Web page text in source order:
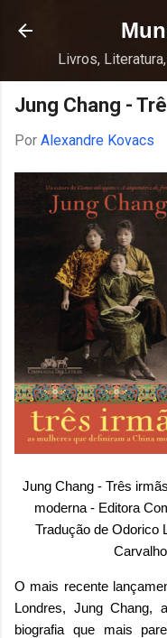
Pular
Livros,
Jung Chang -
Por Alexandre Kovacs
Jung Chang - Três
moderna - Editora
Tradução de Odorico
O mais recente
Londres, Jung Chang,
biografia que mais